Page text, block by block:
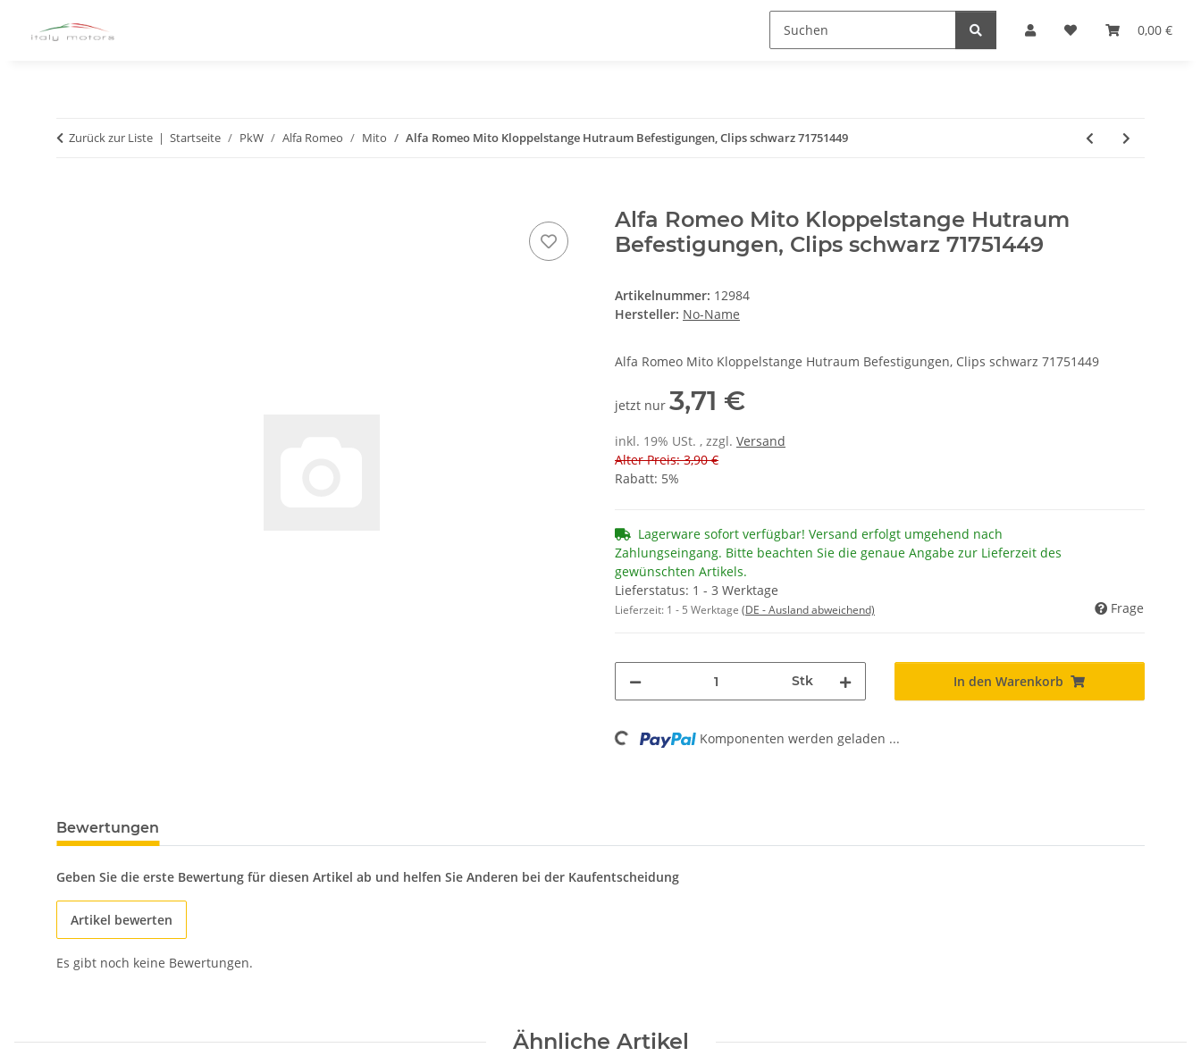
0,00 €
Zurück zur Liste Startseite PkW Alfa Romeo Mito Alfa Romeo Mito Kloppelstange Hutraum Befestigungen, Clips schwarz 71751449
Alfa Romeo Mito Kloppelstange Hutraum
Befestigungen, Clips schwarz 71751449
Artikelnummer: 12984
Hersteller: No-Name
Alfa Romeo Mito Kloppelstange Hutraum Befestigungen, Clips schwarz 71751449
jetzt nur 3,71 €
inkl. 19% USt. , zzgl. Versand
Alter Preis: 3,90 €
Rabatt: 5%
Lagerware sofort verfügbar! Versand erfolgt umgehend nach
Zahlungseingang. Bitte beachten Sie die genaue Angabe zur Lieferzeit des
gewünschten Artikels.
Lieferstatus: 1 - 3 Werktage
Lieferzeit: 1 - 5 Werktage (DE - Ausland abweichend) Frage
Stk In den Warenkorb
Loading... Komponenten werden geladen ...
Bewertungen
Geben Sie die erste Bewertung für diesen Artikel ab und helfen Sie Anderen bei der Kaufentscheidung
Artikel bewerten
Es gibt noch keine Bewertungen.
Ähnliche Artikel